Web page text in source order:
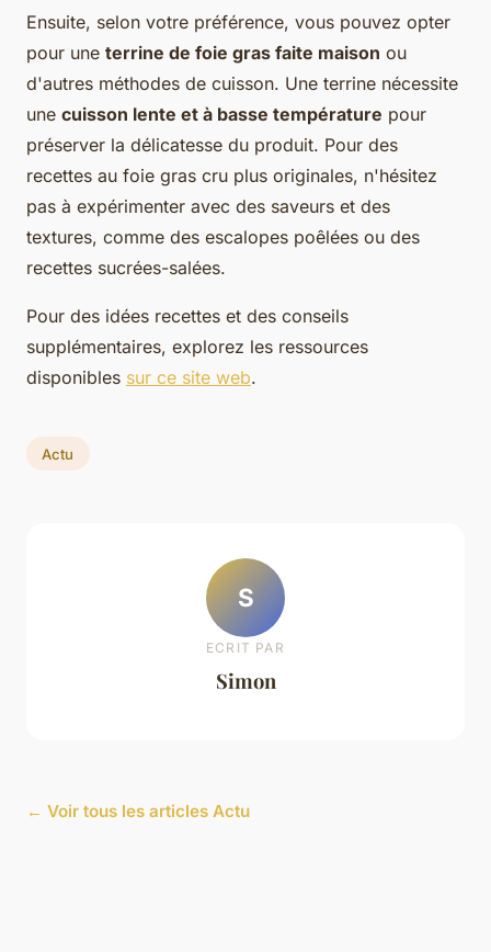
Ensuite, selon votre préférence, vous pouvez opter
pour une terrine de foie gras faite maison ou
d'autres méthodes de cuisson. Une terrine nécessite
une cuisson lente et à basse température pour
préserver la délicatesse du produit. Pour des
recettes au foie gras cru plus originales, n'hésitez
pas à expérimenter avec des saveurs et des
textures, comme des escalopes poêlées ou des
recettes sucrées-salées.
Pour des idées recettes et des conseils
supplémentaires, explorez les ressources
disponibles sur ce site web.
Actu
S
ECRIT PAR
Simon
← Voir tous les articles Actu